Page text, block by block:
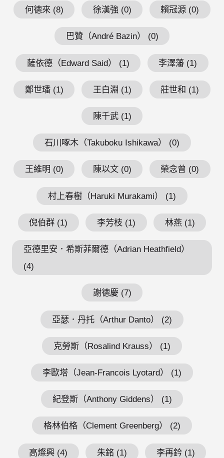
何德來 (8) 徐漢強 (0) 賴冠源 (0)
巴贊（André Bazin） (0)
薩依德（Edward Said） (1) 李澤藩 (1)
鄭世璠 (1) 王白淵 (1) 莊世和 (1)
陳千武 (1)
石川啄木（Takuboku Ishikawa） (0)
王維明 (0) 陳以文 (0) 榮念曾 (0)
村上春樹（Haruki Murakami） (1)
倪伯群 (1) 李芳枝 (1) 林燕 (1)
亞德里安．希斯菲爾德（Adrian Heathfield）
(4)
謝德慶 (7)
亞瑟．丹托（Arthur Danto） (2)
克勞斯（Rosalind Krauss） (1)
李歐塔（Jean-Francois Lyotard） (1)
紀登斯（Anthony Giddens） (1)
格林伯格（Clement Greenberg） (2)
高燦興 (4) 朱銘 (1) 李再鈐 (1)